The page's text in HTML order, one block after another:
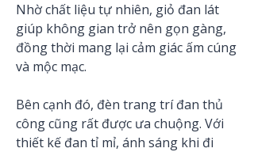
Nhờ chất liệu tự nhiên, giỏ đan lát
giúp không gian trở nên gọn gàng,
đồng thời mang lại cảm giác ấm cúng
và mộc mạc.
Bên cạnh đó, đèn trang trí đan thủ
công cũng rất được ưa chuộng. Với
thiết kế đan tỉ mỉ, ánh sáng khi đi